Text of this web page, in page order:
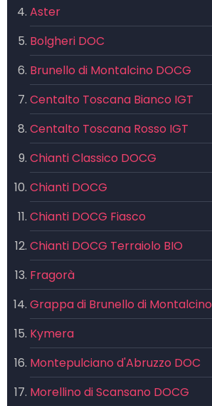
Aster
Bolgheri DOC
Brunello di Montalcino DOCG
Centalto Toscana Bianco IGT
Centalto Toscana Rosso IGT
Chianti Classico DOCG
Chianti DOCG
Chianti DOCG Fiasco
Chianti DOCG Terraiolo BIO
Fragorà
Grappa di Brunello di Montalcino
Kymera
Montepulciano d'Abruzzo DOC
Morellino di Scansano DOCG